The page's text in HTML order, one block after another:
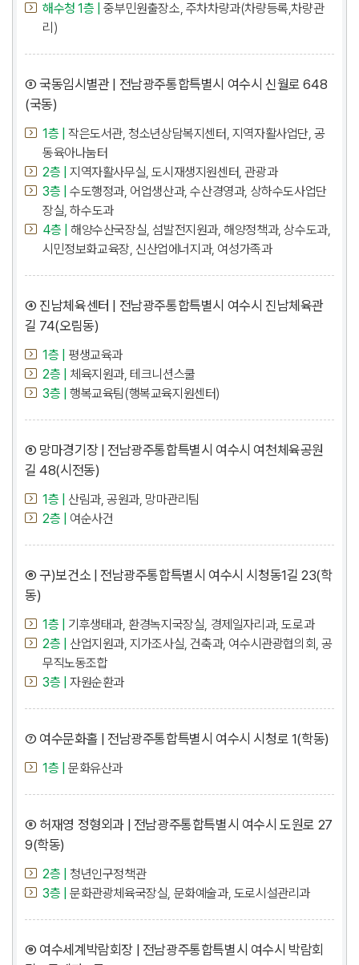
해수청 1층 |
중부민원출장소, 주차차량과(차량등록,차량관
리)
③ 국동임시별관 | 전남광주통합특별시 여수시 신월로 648
(국동)
1층 |
작은도서관, 청소년상담복지센터, 지역자활사업단, 공
동육아나눔터
2층 |
지역자활사무실, 도시재생지원센터, 관광과
3층 |
수도행정과, 어업생산과, 수산경영과, 상하수도사업단
장실, 하수도과
4층 |
해양수산국장실, 섬발전지원과, 해양정책과, 상수도과,
시민정보화교육장, 신산업에너지과, 여성가족과
④ 진남체육센터 | 전남광주통합특별시 여수시 진남체육관
길 74(오림동)
1층 |
평생교육과
2층 |
체육지원과, 테크니션스쿨
3층 |
행복교육팀(행복교육지원센터)
⑤ 망마경기장 | 전남광주통합특별시 여수시 여천체육공원
길 48(시전동)
1층 |
산림과, 공원과, 망마관리팀
2층 |
여순사건
⑥ 구)보건소 | 전남광주통합특별시 여수시 시청동1길 23(학
동)
1층 |
기후생태과, 환경녹지국장실, 경제일자리과, 도로과
2층 |
산업지원과, 지가조사실, 건축과, 여수시관광협의회, 공
무직노동조합
3층 |
자원순환과
⑦ 여수문화홀 | 전남광주통합특별시 여수시 시청로 1(학동)
1층 | 문화유산과
⑧ 허재영 정형외과 | 전남광주통합특별시 여수시 도원로 27
9(학동)
2층 |
청년인구정책관
3층 |
문화관광체육국장실, 문화예술과, 도로시설관리과
⑨ 여수세계박람회장 | 전남광주통합특별시 여수시 박람회